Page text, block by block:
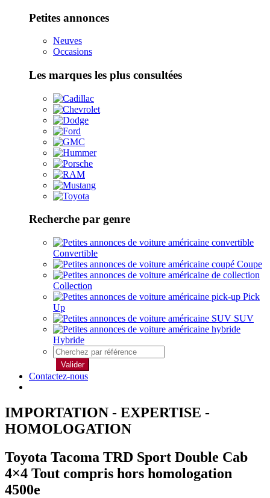
Petites annonces
Neuves
Occasions
Les marques les plus consultées
Recherche par genre
Convertible
Coupe
Collection
Pick
Up
SUV
Hybride
Valider
Contactez-nous
IMPORTATION - EXPERTISE -
HOMOLOGATION
Toyota Tacoma TRD Sport Double Cab
4×4 Tout compris hors homologation
4500e